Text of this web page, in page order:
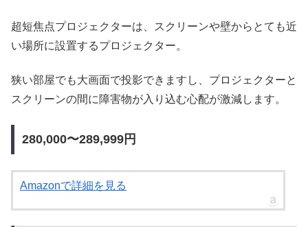
超短焦点プロジェクターは、スクリーンや壁からとても近
い場所に設置するプロジェクター。
狭い部屋でも大画面で投影できますし、プロジェクターと
スクリーンの間に障害物が入り込む心配が激減します。
280,000〜289,999円
Amazonで詳細を見る